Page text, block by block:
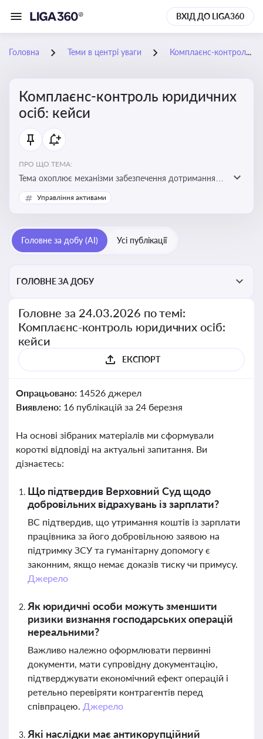
ВХІД ДО LIGA360
Головна Теми в центрі уваги Комплаєнс-контроль юридичних осіб: кейси
Комплаєнс-контроль юридичних
осіб: кейси
ПРО ЩО ТЕМА:
Тема охоплює механізми забезпечення дотримання
законодавства юридичними особами, запобігання
ризикам та підвищення прозорості діяльності
Управління активами
Головне за добу (AI) Усі публікації
ГОЛОВНЕ ЗА ДОБУ
Головне за 24.03.2026 по темі:
Комплаєнс-контроль юридичних осіб:
кейси
ЕКСПОРТ
Опрацьовано: 14526 джерел
Виявлено: 16 публікацій за 24 березня
На основі зібраних матеріалів ми сформували
короткі відповіді на актуальні запитання. Ви
дізнаєтесь:
Що підтвердив Верховний Суд щодо
добровільних відрахувань із зарплати?
ВС підтвердив, що утримання коштів із зарплати
працівника за його добровільною заявою на
підтримку ЗСУ та гуманітарну допомогу є
законним, якщо немає доказів тиску чи примусу.
Джерело
Як юридичні особи можуть зменшити
ризики визнання господарських операцій
нереальними?
Важливо належно оформлювати первинні
документи, мати супровідну документацію,
підтверджувати економічний ефект операцій і
ретельно перевіряти контрагентів перед
співпрацею. Джерело
Які наслідки має антикорупційний